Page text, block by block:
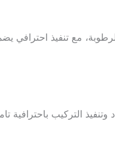
مع تنفيذ احترافي
التركيب باحترافية